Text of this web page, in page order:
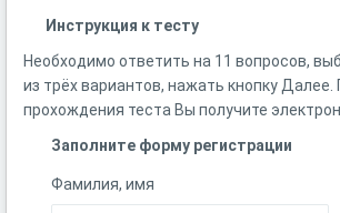
Инструкция к тесту
Необходимо ответить на 11 вопросов,
из трёх вариантов, нажать кнопку Далее.
прохождения теста Вы получите
Заполните форму регистрации
Фамилия, имя